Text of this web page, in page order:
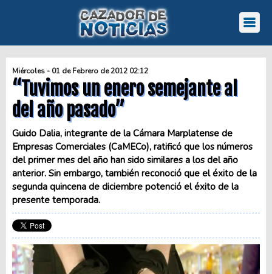
Miércoles - 01 de Febrero de 2012 02:12
“Tuvimos un enero semejante al
del año pasado”
Guido Dalia, integrante de la Cámara Marplatense de
Empresas Comerciales (CaMECo), ratificó que los números
del primer mes del año han sido similares a los del año
anterior. Sin embargo, también reconoció que el éxito de la
segunda quincena de diciembre potenció el éxito de la
presente temporada.